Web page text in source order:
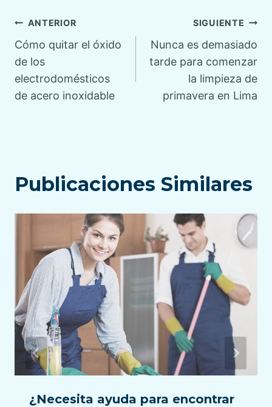
Navegación
de
entradas
ANTERIOR
Cómo quitar el óxido
de los
electrodomésticos
de acero inoxidable
SIGUIENTE
Nunca es demasiado
tarde para comenzar
la limpieza de
primavera en Lima
Publicaciones Similares
¿Necesita ayuda para encontrar